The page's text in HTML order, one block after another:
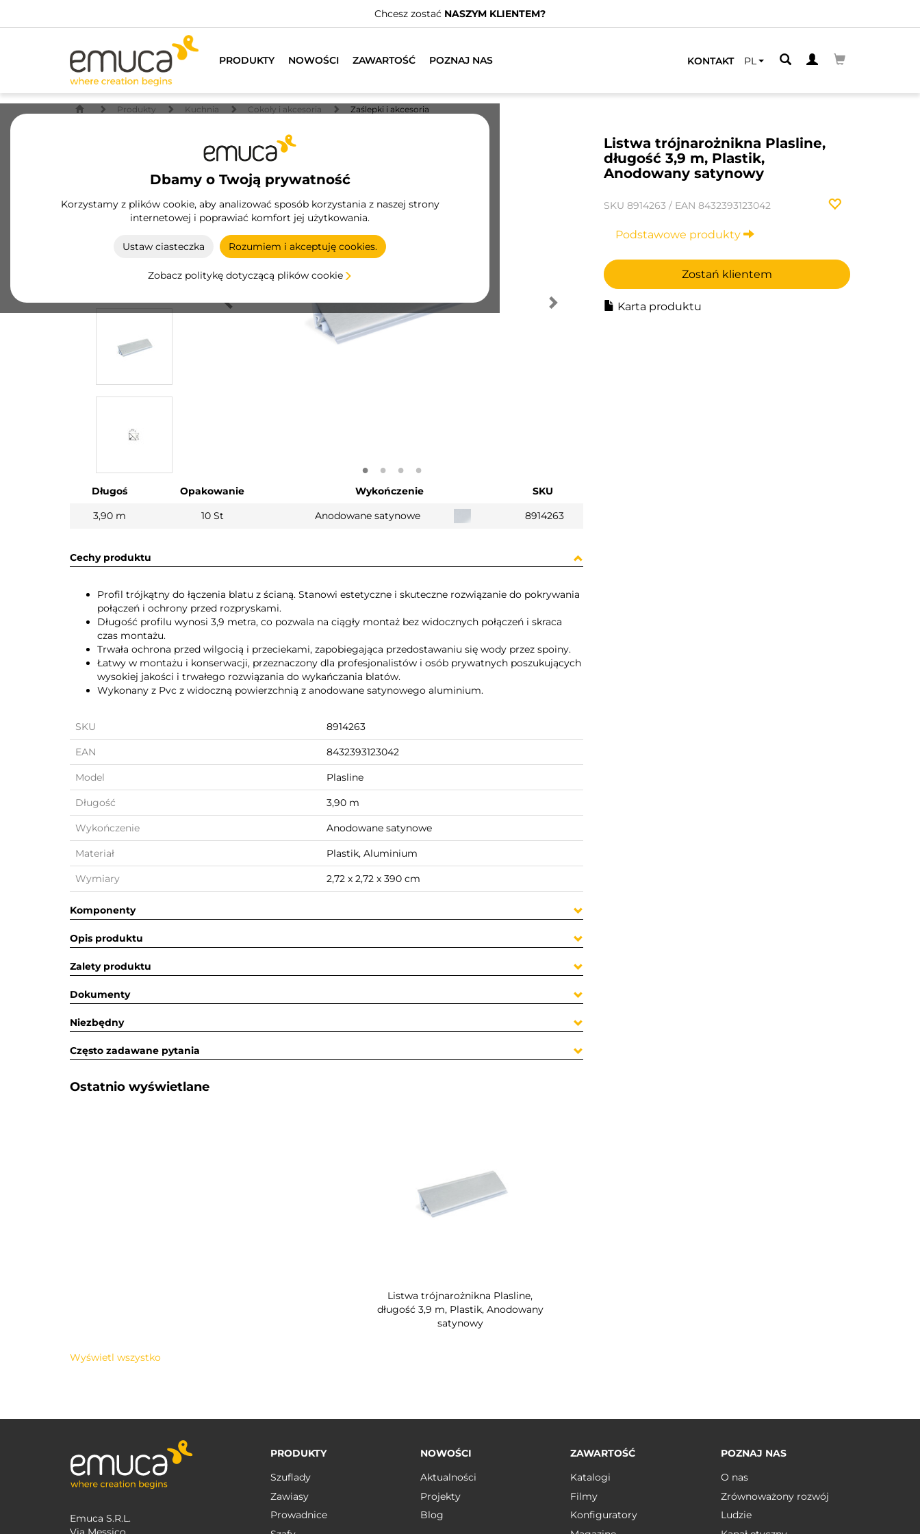
Chcesz zostać NASZYM KLIENTEM?
PRODUKTY NOWOŚCI ZAWARTOŚĆ POZNAJ NAS KONTAKT PL
Dbamy o Twoją prywatność
Korzystamy z plików cookie, aby analizować sposób korzystania z naszej strony
internetowej i poprawiać komfort jej użytkowania.
Ustaw ciasteczka Rozumiem i akceptuję cookies.
Zobacz politykę dotyczącą plików cookie
Produkty Kuchnia Cokoły i akcesoria Zaślepki i akcesoria
Listwa trójnarożnikna Plasline,
długość 3,9 m, Plastik,
Anodowany satynowy
SKU 8914263 / EAN 8432393123042
Podstawowe produkty
Zostań klientem
Karta produktu
Długoś Opakowanie Wykończenie
SKU
3,90 m
10 St Anodowane satynowe 8914263
Cechy produktu
Profil trójkątny do łączenia blatu z ścianą. Stanowi estetyczne i skuteczne rozwiązanie do pokrywania
połączeń i ochrony przed rozpryskami.
Długość profilu wynosi 3,9 metra, co pozwala na ciągły montaż bez widocznych połączeń i skraca
czas montażu.
Trwała ochrona przed wilgocią i przeciekami, zapobiegająca przedostawaniu się wody przez spoiny.
Łatwy w montażu i konserwacji, przeznaczony dla profesjonalistów i osób prywatnych poszukujących
wysokiej jakości i trwałego rozwiązania do wykańczania blatów.
Wykonany z Pvc z widoczną powierzchnią z anodowane satynowego aluminium.
SKU 8914263
EAN 8432393123042
Model Plasline
Długość 3,90 m
Wykończenie Anodowane satynowe
Materiał Plastik, Aluminium
Wymiary 2,72 x 2,72 x 390 cm
Komponenty
Opis produktu
Zalety produktu
Dokumenty
Niezbędny
Często zadawane pytania
Ostatnio wyświetlane​
Listwa trójnarożnikna Plasline,
długość 3,9 m, Plastik, Anodowany
satynowy
Wyświetl wszystko
Emuca S.R.L.
PRODUKTY
Szuflady
Zawiasy
Prowadnice
NOWOŚCI
Aktualności
Projekty
Blog
ZAWARTOŚĆ
Katalogi
Filmy
Konfiguratory
POZNAJ NAS
O nas
Zrównoważony rozwój
Ludzie